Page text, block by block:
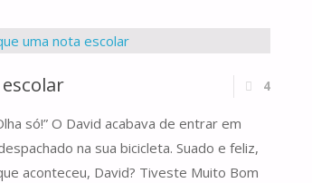
4
só!” O David acabava de entrar em
na sua bicicleta. Suado e feliz,
aconteceu, David? Tiveste Muito Bom